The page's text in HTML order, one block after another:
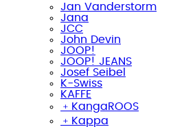
Jan Vanderstorm
Jana
JCC
John Devin
JOOP!
JOOP! JEANS
Josef Seibel
K-Swiss
KAFFE
﹢ KangaROOS
﹢ Kappa